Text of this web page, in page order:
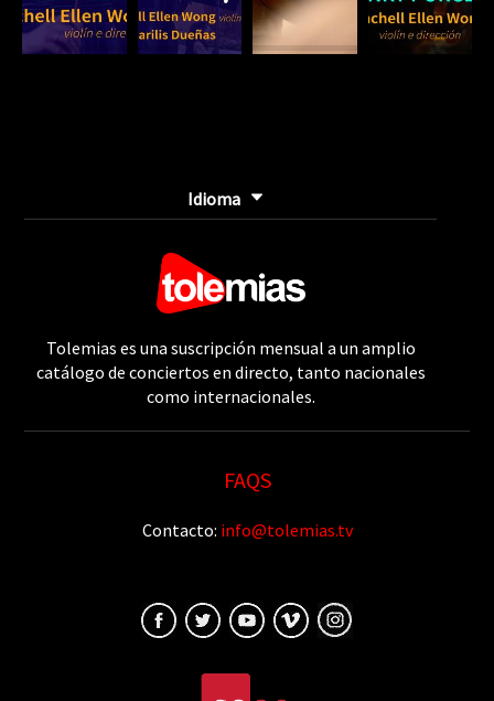
Idioma
Tolemias es una suscripción mensual a un amplio
catálogo de conciertos en directo, tanto nacionales
como internacionales.
FAQS
Contacto: info@tolemias.tv